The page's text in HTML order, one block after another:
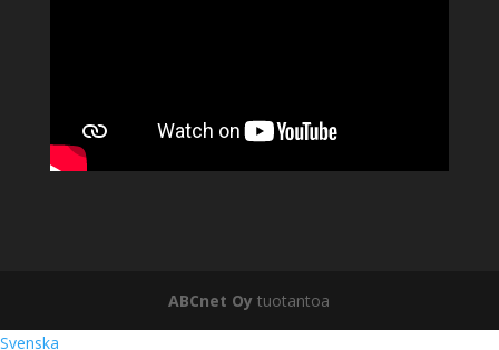
ABCnet Oy tuotantoa
Svenska